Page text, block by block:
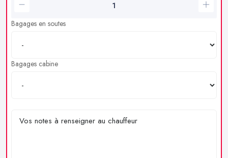
Bagages en soutes
Bagages cabine